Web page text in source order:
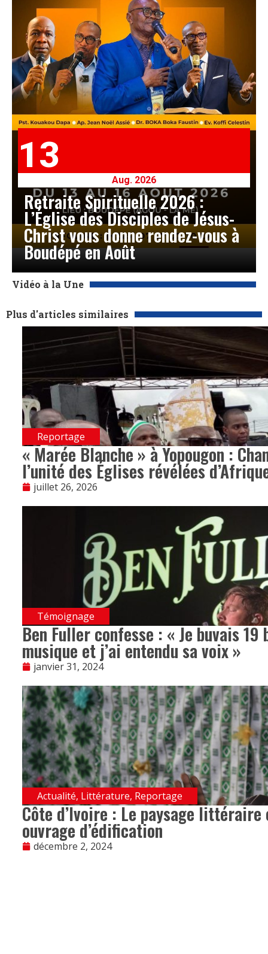
13
Aug. 2026
Retraite Spirituelle 2026 :
L’Église des Disciples de Jésus-
Christ vous donne rendez-vous à
Boudépé en Août
Vidéo à la Une
Plus d'articles similaires
Reportage
« Marée Blanche » à Yopougon :
l’unité des Églises révélées
juillet 26, 2026
Témoignage
Ben Fuller confesse : « Je buvais
musique et j’ai entendu sa voix »
janvier 31, 2024
Actualité, Littérature, Reportage
Côte d’Ivoire : Le paysage littéraire
ouvrage d’édification
décembre 2, 2024